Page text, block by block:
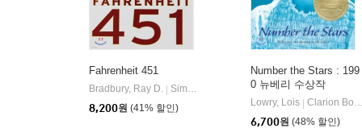
Fahrenheit 451
Bradbury, Ray D.
Simon & Schuster
8,200원 (41% 할인)
Number the Stars : 199
0 뉴베리 수상작
Lowry, Lois
Clarion Books
6,700원 (48% 할인)